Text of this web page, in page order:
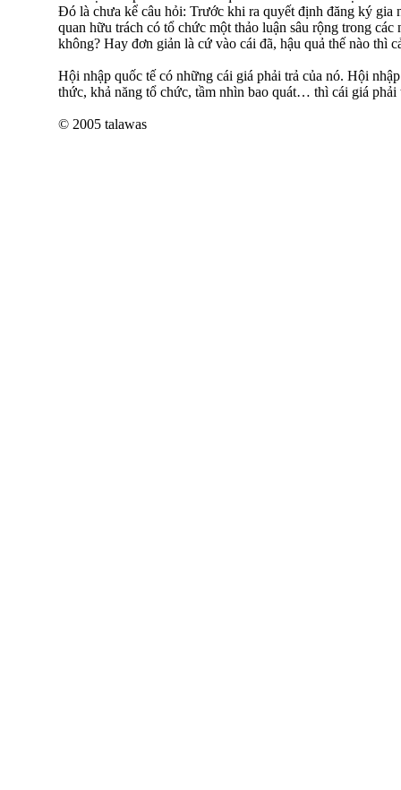
Đó là chưa kể câu hỏi: Trước khi ra quyết định đăng ký gia
quan hữu trách có tổ chức một thảo luận sâu rộng trong các
không? Hay đơn giản là cứ vào cái đã, hậu quả thế nào thì
Hội nhập quốc tế có những cái giá phải trả của nó. Hội
thức, khả năng tổ chức, tầm nhìn bao quát… thì cái giá phải
© 2005 talawas